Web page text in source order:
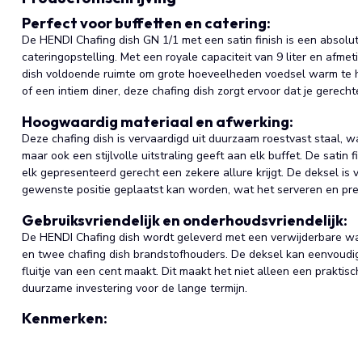
Perfect voor buffetten en catering:
De HENDI Chafing dish GN 1/1 met een satin finish is een
cateringopstelling. Met een royale capaciteit van 9 liter en
dish voldoende ruimte om grote hoeveelheden voedsel warm
of een intiem diner, deze chafing dish zorgt ervoor dat je
Hoogwaardig materiaal en afwerking:
Deze chafing dish is vervaardigd uit duurzaam roestvast staal,
maar ook een stijlvolle uitstraling geeft aan elk buffet. De satin
elk gepresenteerd gerecht een zekere allure krijgt. De deksel is
gewenste positie geplaatst kan worden, wat het serveren en
Gebruiksvriendelijk en onderhoudsvriendelijk:
De HENDI Chafing dish wordt geleverd met een verwijderbare
en twee chafing dish brandstofhouders. De deksel kan
fluitje van een cent maakt. Dit maakt het niet alleen een
duurzame investering voor de lange termijn.
Kenmerken: